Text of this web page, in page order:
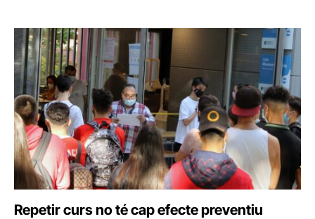
Repetir curs no té cap efecte preventiu